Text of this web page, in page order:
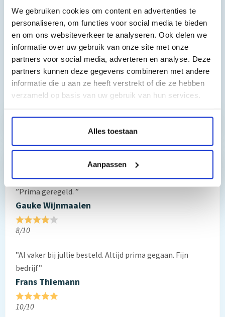
We gebruiken cookies om content en advertenties te
personaliseren, om functies voor social media te bieden
en om ons websiteverkeer te analyseren. Ook delen we
informatie over uw gebruik van onze site met onze
partners voor social media, adverteren en analyse. Deze
partners kunnen deze gegevens combineren met andere
informatie die u aan ze heeft verstrekt of die ze hebben
verzameld op basis van uw gebruik van hun services.
Alles toestaan
Aanpassen
Brother dcp-357, Brother dcp-375cw, Brother dcp-540cn,
Brother dcp-560cn, Brother dcp-750cw, Brother dcp-770cw,
Brother fax-1360, Brother fax-1460, Brother fax-1560, Brother
mfc-240c, Brother mfc-3360c, Brother mfc-440cn, Brother
mfc-465cn, Brother mfc-5460cn, Brother mfc-660cn, Brother
mfc-680cn, Brother mfc-845cw, Brother mfc-885cw
Toch nog een vraag?
Hebt u vragen bij het artikel?
Reviews van klanten…
”Prima geregeld. ”
Gauke Wijnmaalen
8/10
”Al vaker bij jullie besteld. Altijd prima gegaan. Fijn
bedrijf”
Frans Thiemann
10/10